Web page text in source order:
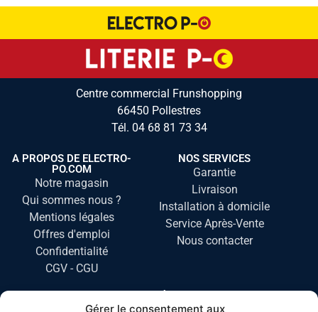
Gérer le consentement aux
Centre commercial Frunshopping
66450 Pollestres
Tél. 04 68 81 73 34
A PROPOS DE ELECTRO-
PO.COM
Notre magasin
Qui sommes nous ?
Mentions légales
Offres d'emploi
Confidentialité
CGV - CGU
NOS SERVICES
Garantie
Livraison
Installation à domicile
Service Après-Vente
Nous contacter